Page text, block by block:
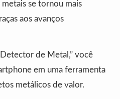
se tornou mais
aos avanços
de Metal,” você
em uma ferramenta
metálicos de valor.